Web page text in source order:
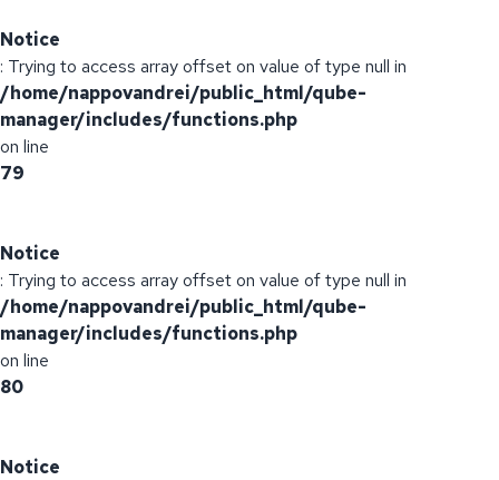
Notice
: Trying to access array offset on value of type null in
/home/nappovandrei/public_html/qube-
manager/includes/functions.php
on line
79
Notice
: Trying to access array offset on value of type null in
/home/nappovandrei/public_html/qube-
manager/includes/functions.php
on line
80
Notice